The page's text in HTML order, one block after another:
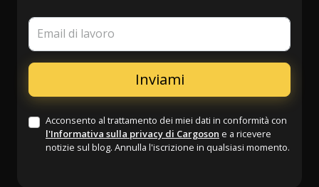
Email di lavoro
Acconsento al trattamento dei miei dati in conformità con
l'Informativa sulla privacy di Cargoson e a ricevere
notizie sul blog. Annulla l'iscrizione in qualsiasi momento.